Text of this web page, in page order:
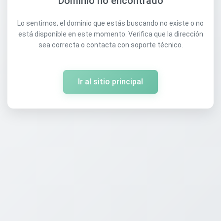
Lo sentimos, el dominio que estás buscando no existe o no
está disponible en este momento. Verifica que la dirección
sea correcta o contacta con soporte técnico.
Ir al sitio principal